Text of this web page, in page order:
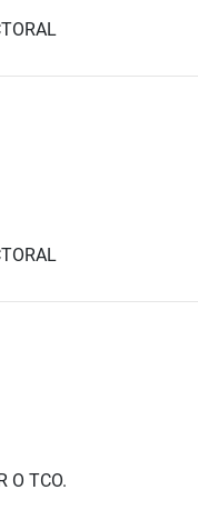
O TCO.